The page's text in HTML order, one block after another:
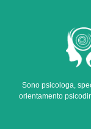
Sono psicologa,
orientamento